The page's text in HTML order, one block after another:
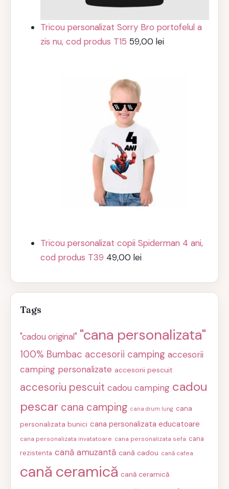
Tricou personalizat Sorry Bro portofelul a
zis nu, cod produs T15 59,00lei
Tricou personalizat copii Spiderman 4 ani,
cod produs T39 49,00lei
Tags
"cadou original" "cana personalizata"
100% Bumbac accesorii camping accesorii
camping personalizate accesorii pescuit
accesoriu pescuit cadou camping cadou
pescar cana camping cana drum lung cana
personalizata bunici cana personalizata educatoare
cana personalizata invatatoare cana personalizata sefa cana
rezistenta cană amuzantă cană cadou cană cafea
cană ceramică cană ceramică